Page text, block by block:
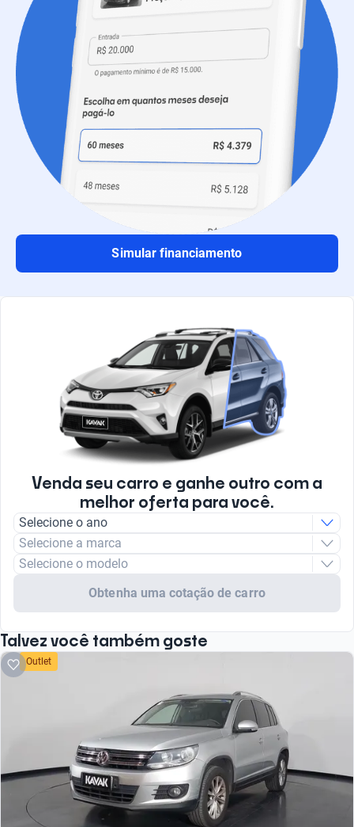
Simular financiamento
Venda seu carro e ganhe outro com a
melhor oferta para você.
Selecione o ano
Selecione a marca
Selecione o modelo
Obtenha uma cotação de carro
Talvez você também goste
Outlet